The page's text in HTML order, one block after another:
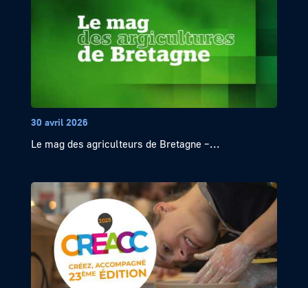
30 avril 2026
Le mag des agriculteurs de Bretagne –...